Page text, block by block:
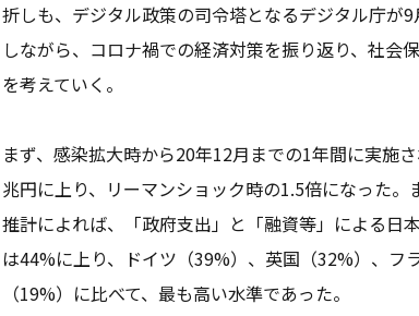
折しも、デジタル政策の司令塔となるデジタル庁が
しながら、コロナ禍での経済対策を振り返り、社会
を考えていく。
まず、感染拡大時から20年12月までの1年間に実施
兆円に上り、リーマンショック時の1.5倍になった
推計によれば、「政府支出」と「融資等」による日
は44%に上り、ドイツ（39%）、英国（32%）、フ
（19%）に比べて、最も高い水準であった。